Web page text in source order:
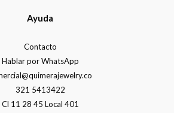
Ayuda
Contacto
Hablar por WhatsApp
321 5413422
Cl 11 28 45 Local 401